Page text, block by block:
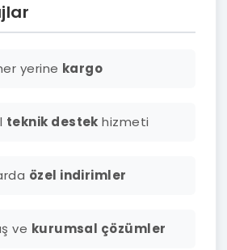
yerine kargo
teknik destek hizmeti
özel indirimler
ve kurumsal çözümler